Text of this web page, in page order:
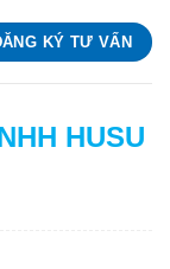
KÝ TƯ VẤN
HUSU